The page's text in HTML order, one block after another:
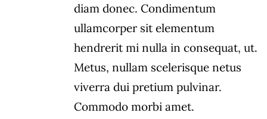
diam donec. Condimentum
ullamcorper sit elementum
hendrerit mi nulla in consequat, ut.
Metus, nullam scelerisque netus
viverra dui pretium pulvinar.
Commodo morbi amet.